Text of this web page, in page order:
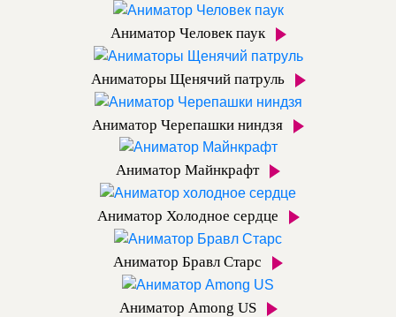
Аниматор Человек паук
Аниматоры Щенячий патруль
Аниматор Черепашки ниндзя
Аниматор Майнкрафт
Аниматор Холодное сердце
Аниматор Бравл Старс
Аниматор Among US